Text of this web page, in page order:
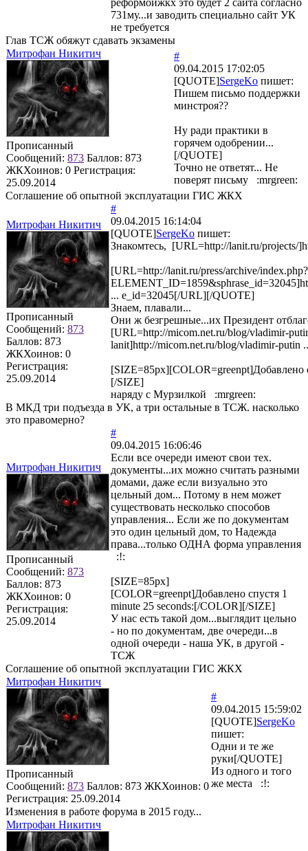
731му...и заводить специально сайт УК
не требуется
Глав ТСЖ обяжут сдавать экзамены
Митрофан Никитич
Прописанный
Сообщений: 873 Баллов: 873
ЖКХоинов: 0 Регистрация:
25.09.2014
#
09.04.2015 17:02:05
[QUOTE]SergeKo пишет:
Пишем письмо поддержки
минстроя??
Ну ради практики в
горячем одобрении...
[/QUOTE]
Точно не ответят... Не
поверят письму :mrgreen:
Соглашение об опытной эксплуатации ГИС ЖКХ
Митрофан Никитич
Прописанный
Сообщений: 873
Баллов: 873
ЖКХоинов: 0
Регистрация:
25.09.2014
#
09.04.2015 16:14:04
[QUOTE]SergeKo пишет:
Знакомтесь, [URL=http://lanit.ru/projects/
[URL=http://lanit.ru/press/archive/index.php?
... e_id=32045[/URL][/QUOTE]
Знаем, плавали...
Они ж безгрешные...их Президент
[URL=http://micom.net.ru/blog/vladimir-
lanit]http://micom.net.ru/blog/vladimir-putin
[SIZE=85px][COLOR=greenpt]Добавлено
[/SIZE]
наряду с Мурзилкой :mrgreen:
В МКД три подъезда в УК, а три остальные в ТСЖ. насколько
это правомерно?
Митрофан Никитич
Прописанный
Сообщений: 873
Баллов: 873
ЖКХоинов: 0
Регистрация:
25.09.2014
#
09.04.2015 16:06:46
Если все очереди имеют свои тех.
документы...их можно считать разными
домами, даже если визуально это
цельный дом... Потому в нем может
существовать несколько способов
управления... Если же по документам
это один цельный дом, то Надежда
права...только ОДНА форма управления
:!:
[SIZE=85px]
[COLOR=greenpt]Добавлено спустя 1
minute 25 seconds:[/COLOR][/SIZE]
У нас есть такой дом...выглядит цельно
- но по документам, две очереди...в
одной очереди - наша УК, в другой -
ТСЖ
Соглашение об опытной эксплуатации ГИС ЖКХ
Митрофан Никитич
Прописанный
Сообщений: 873 Баллов: 873 ЖКХоинов: 0
Регистрация: 25.09.2014
#
09.04.2015 15:59:02
[QUOTE]SergeKo
пишет:
Одни и те же
руки[/QUOTE]
Из одного и того
же места :!:
Изменения в работе форума в 2015 году...
Митрофан Никитич